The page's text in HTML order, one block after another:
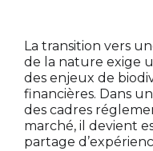
La transition vers
de la nature exige
des enjeux de
financières. Dans
des cadres
marché, il devient
partage